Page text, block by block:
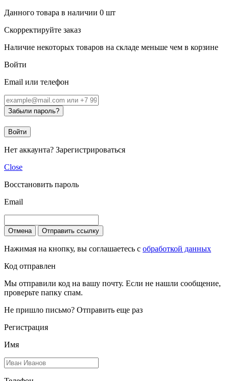
Данного товара в наличии 0 шт
Скорректируйте заказ
Наличие некоторых товаров на складе меньше чем в корзине
Войти
Email или телефон
Забыли пароль?
Войти
Нет аккаунта? Зарегистрироваться
Close
Восстановить пароль
Email
Отмена Отправить ссылку
Нажимая на кнопку, вы соглашаетесь с обработкой данных
Код отправлен
Мы отправили код на вашу почту. Если не нашли сообщение,
проверьте папку спам.
Не пришло письмо? Отправить еще раз
Регистрация
Имя